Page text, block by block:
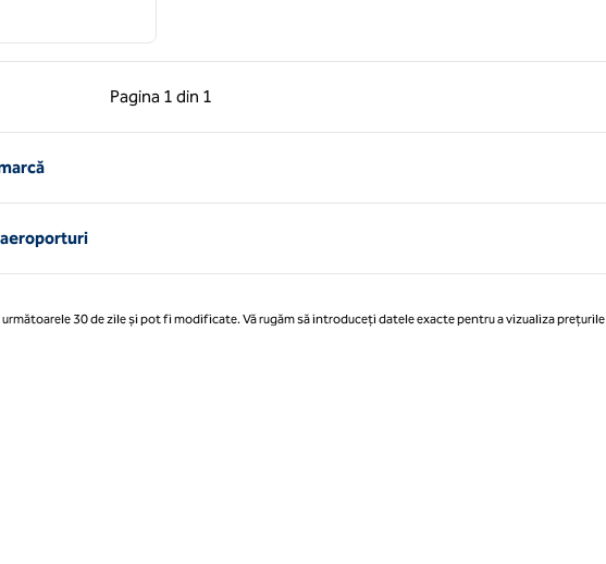
Pagina 1 din 1
Pagina anterioară, 1 din 1
Pagina 1 din 1
30 de zile și pot fi modificate. Vă rugăm să introduceți datele exacte pentru a vizualiza prețurile